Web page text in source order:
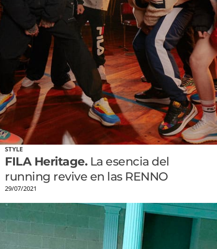
STYLE
FILA Heritage.La esencia del
running revive en las RENNO
29/07/2021